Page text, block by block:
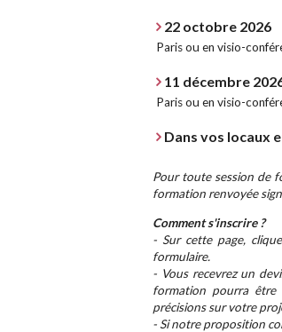
22 octobre 2026
Paris ou en visio-
11 décembre
Paris ou en visio-
Dans vos locaux
Pour toute session de
formation renvoyée
Comment s'inscrire ?
- Sur cette page,
formulaire.
- Vous recevrez un
formation pourra
précisions sur votre
- Si notre proposition